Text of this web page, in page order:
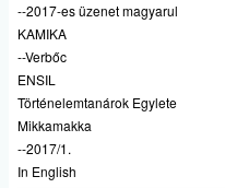
--2017-es üzenet magyarul
KAMIKA
--Verbőc
ENSIL
Történelemtanárok Egylete
Mikkamakka
--2017/1.
In English